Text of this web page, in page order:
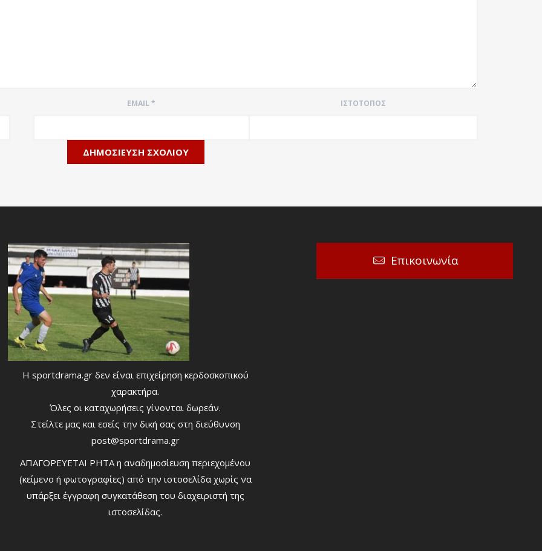
EMAIL* ΙΣΤΌΤΟΠΟΣ
Η sportdrama.gr δεν είναι επιχείρηση κερδοσκοπικού
χαρακτήρα.
Όλες οι καταχωρήσεις γίνονται δωρεάν.
Στείλτε μας και εσείς την δική σας στη διεύθυνση
post@sportdrama.gr
ΑΠΑΓΟΡΕΥΕΤΑΙ ΡΗΤΑ η αναδημοσίευση περιεχομένου
(κείμενο ή φωτογραφίες) από την ιστοσελίδα χωρίς να
υπάρξει έγγραφη συγκατάθεση του διαχειριστή της
ιστοσελίδας.
Επικοινωνία